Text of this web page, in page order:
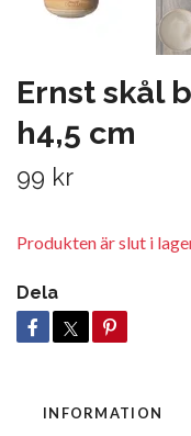
Ernst skål
h4,5 cm
99 kr
Produkten är slut i
Dela
INFORMATION